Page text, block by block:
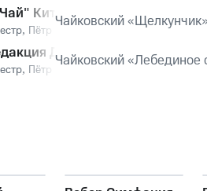
Китайский танец
, Пётр Ильич Чайковский
Чайковский «Щелкунчик»
Д. Райскина): I.
, Пётр Ильич Чайковский
Чайковский «Лебединое